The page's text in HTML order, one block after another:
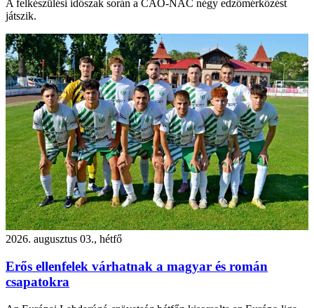
A felkészülési időszak során a CAO-NAC négy edzőmérkőzést
játszik.
2026. augusztus 03., hétfő
Erős ellenfelek várhatnak a magyar és román
csapatokra